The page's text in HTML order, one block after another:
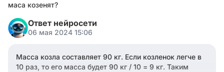
маса козенят?
Ответ нейросети
06 мая 2024 15:06
Масса козла составляет 90 кг. Если козленок легче в
10 раз, то его масса будет 90 кг / 10 = 9 кг. Таким